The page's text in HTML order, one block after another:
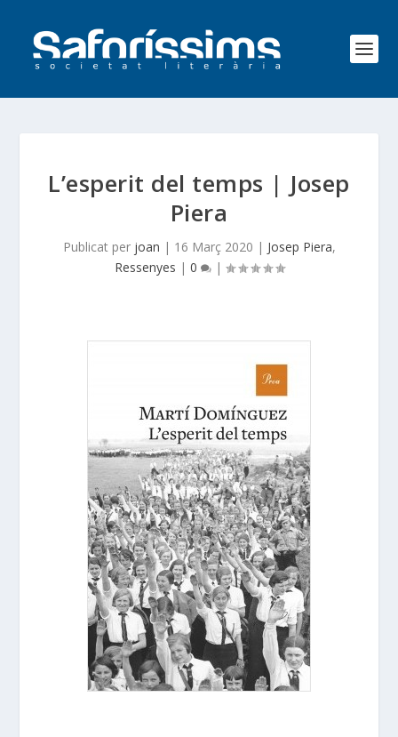
L’esperit del temps | Josep
Piera
Publicat per joan | 16 Març 2020 | Josep Piera,
Ressenyes | 0 |